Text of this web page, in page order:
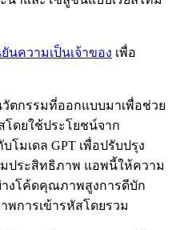
นความเป็นเจ้าของ เพื่อ
วัตกรรมที่ออกแบบมาเพื่อช่วย
ดยใช้ประโยชน์จาก
โมเดล GPT เพื่อปรับปรุง
ประสิทธิภาพ แอพนี้ให้ความ
างโค้ดคุณภาพสูงการดีบัก
การเข้ารหัสโดยรวม